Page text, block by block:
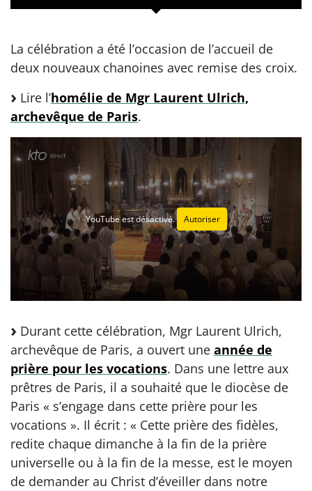
La célébration a été l’occasion de l’accueil de
deux nouveaux chanoines avec remise des croix.
Lire l’homélie de Mgr Laurent Ulrich,
archevêque de Paris.
YouTube est désactivé. Autoriser
Durant cette célébration, Mgr Laurent Ulrich,
archevêque de Paris, a ouvert une année de
prière pour les vocations. Dans une lettre aux
prêtres de Paris, il a souhaité que le diocèse de
Paris « s’engage dans cette prière pour les
vocations ». Il écrit : « Cette prière des fidèles,
redite chaque dimanche à la fin de la prière
universelle ou à la fin de la messe, est le moyen
de demander au Christ d’éveiller dans notre